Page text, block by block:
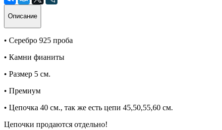
Описание
• Серебро 925 проба
• Камни фианиты
• Размер 5 см.
• Премиум
• Цепочка 40 см., так же есть цепи 45,50,55,60 см.
Цепочки продаются отдельно!